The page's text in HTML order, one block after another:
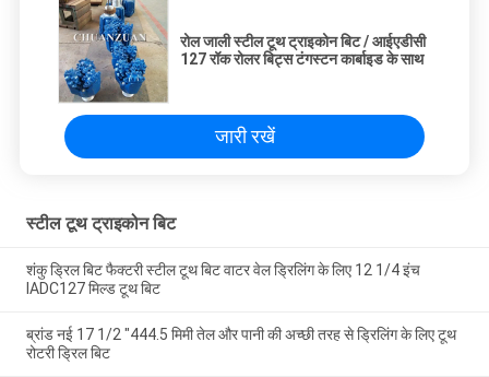
रोल जाली स्टील टूथ ट्राइकोन बिट / आईएडीसी
127 रॉक रोलर बिट्स टंगस्टन कार्बाइड के साथ
जारी रखें
स्टील टूथ ट्राइकोन बिट
शंकु ड्रिल बिट फैक्टरी स्टील टूथ बिट वाटर वेल ड्रिलिंग के लिए 12 1/4 इंच
IADC127 मिल्ड टूथ बिट
ब्रांड नई 17 1/2 "444.5 मिमी तेल और पानी की अच्छी तरह से ड्रिलिंग के लिए टूथ
रोटरी ड्रिल बिट